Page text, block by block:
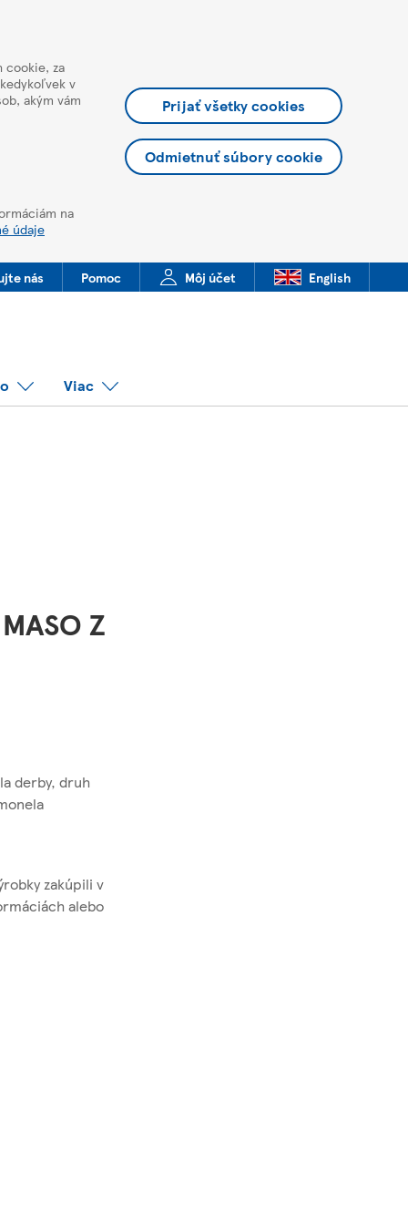
cookie, za
v
akým vám
na
údaje
Prijať všetky cookies
Odmietnuť súbory cookie
nás Pomoc Môj účet English
Viac
Z
derby, druh
zakúpili v
alebo